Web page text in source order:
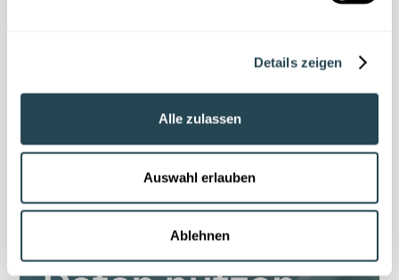
Details zeigen
Alle zulassen
Auswahl erlauben
Ablehnen